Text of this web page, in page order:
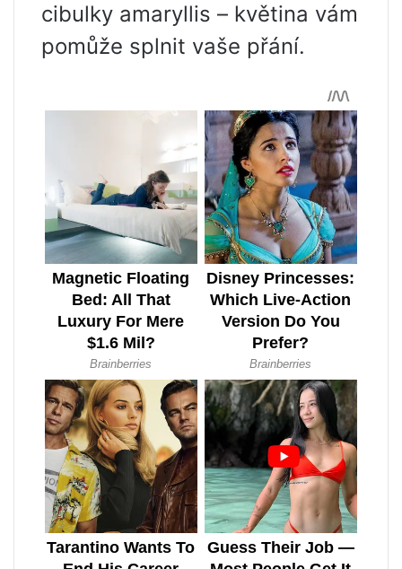
cibulky amaryllis – květina vám
pomůže splnit vaše přání.